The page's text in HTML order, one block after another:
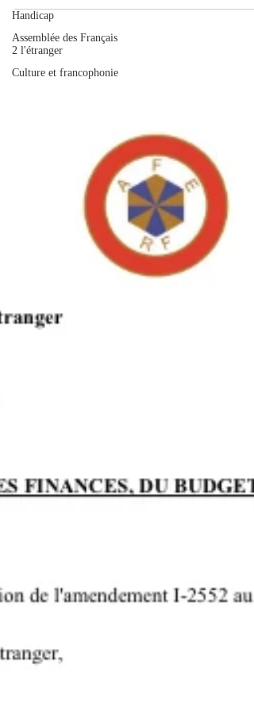
Handicap
Assemblée des Français
2 l'étranger
Culture et francophonie